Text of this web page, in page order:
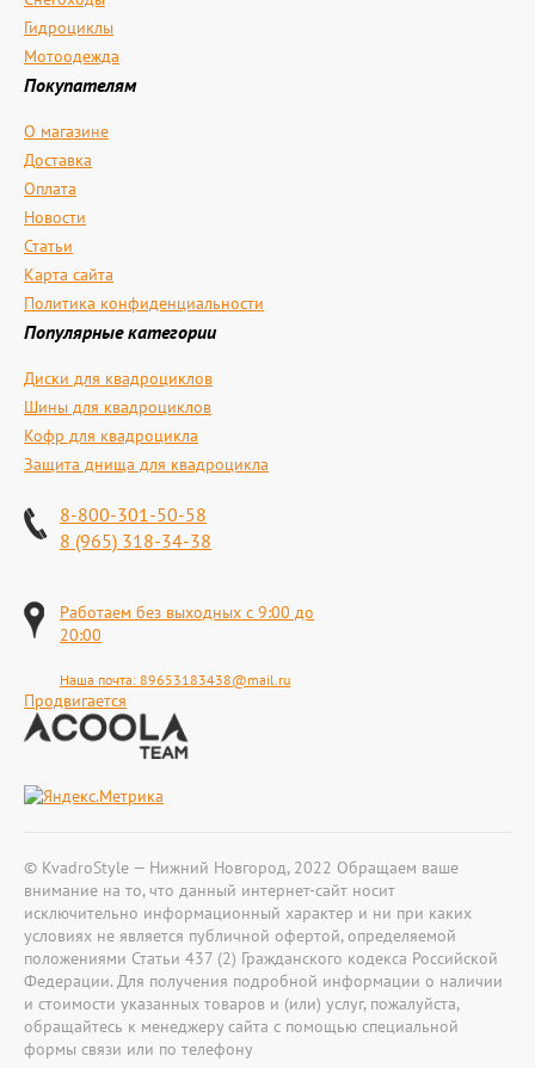
Гидроциклы
Мотоодежда
Покупателям
О магазине
Доставка
Оплата
Новости
Статьи
Карта сайта
Политика конфиденциальности
Популярные категории
Диски для квадроциклов
Шины для квадроциклов
Кофр для квадроцикла
Защита днища для квадроцикла
8-800-301-50-58
8 (965) 318-34-38
Работаем без выходных с 9:00 до
20:00
Наша почта: 89653183438@mail.ru
Продвигается
© KvadroStyle — Нижний Новгород, 2022 Обращаем ваше
внимание на то, что данный интернет-сайт носит
исключительно информационный характер и ни при каких
условиях не является публичной офертой, определяемой
положениями Статьи 437 (2) Гражданского кодекса Российской
Федерации. Для получения подробной информации о наличии
и стоимости указанных товаров и (или) услуг, пожалуйста,
обращайтесь к менеджеру сайта с помощью специальной
формы связи или по телефону